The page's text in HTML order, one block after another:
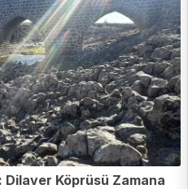
Dilaver Köprüsü Zamana